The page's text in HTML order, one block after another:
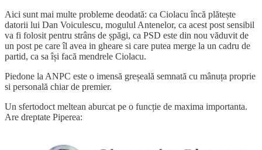
Aici sunt mai multe probleme deodată: ca Ciolacu încă plătește
datorii lui Dan Voiculescu, mogulul Antenelor, ca acest post sensibil
va fi folosit pentru strâns de șpăgi, ca PSD este din nou văduvit de
un post pe care îl avea in gheare si care putea merge la un cadru de
partid, ca sa își facă mendrele Ciolacu.
Piedone la ANPC este o imensă greșeală semnată cu mânuța proprie
si personală chiar de premier.
Un sfertodoct meltean aburcat pe o funcție de maxima importanta.
Are dreptate Piperea: